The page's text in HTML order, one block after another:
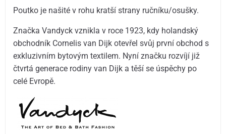
Poutko je našité v rohu kratší strany ručníku/osušky.
Značka Vandyck vznikla v roce 1923, kdy holandský
obchodník Cornelis van Dijk otevřel svůj první obchod s
exkluzivním bytovým textilem. Nyní značku rozvíjí již
čtvrtá generace rodiny van Dijk a těší se úspěchy po
celé Evropě.